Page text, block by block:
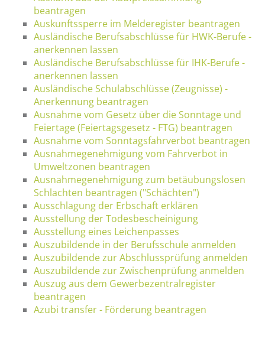
beantragen
Auskunftssperre im Melderegister beantragen
Ausländische Berufsabschlüsse für HWK-Berufe -
anerkennen lassen
Ausländische Berufsabschlüsse für IHK-Berufe -
anerkennen lassen
Ausländische Schulabschlüsse (Zeugnisse) -
Anerkennung beantragen
Ausnahme vom Gesetz über die Sonntage und
Feiertage (Feiertagsgesetz - FTG) beantragen
Ausnahme vom Sonntagsfahrverbot beantragen
Ausnahmegenehmigung vom Fahrverbot in
Umweltzonen beantragen
Ausnahmegenehmigung zum betäubungslosen
Schlachten beantragen ("Schächten")
Ausschlagung der Erbschaft erklären
Ausstellung der Todesbescheinigung
Ausstellung eines Leichenpasses
Auszubildende in der Berufsschule anmelden
Auszubildende zur Abschlussprüfung anmelden
Auszubildende zur Zwischenprüfung anmelden
Auszug aus dem Gewerbezentralregister
beantragen
Azubi transfer - Förderung beantragen